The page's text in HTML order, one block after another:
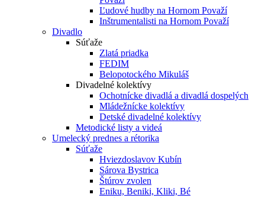
Ľudové hudby na Hornom Považí
Inštrumentalisti na Hornom Považí
Divadlo
Súťaže
Zlatá priadka
FEDIM
Belopotockého Mikuláš
Divadelné kolektívy
Ochotnícke divadlá a divadlá dospelých
Mládežnícke kolektívy
Detské divadelné kolektívy
Metodické listy a videá
Umelecký prednes a rétorika
Súťaže
Hviezdoslavov Kubín
Sárova Bystrica
Štúrov zvolen
Eniku, Beniki, Kliki, Bé